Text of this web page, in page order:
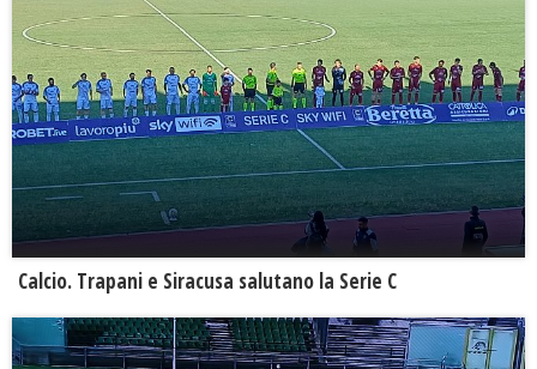
Calcio. Trapani e Siracusa salutano la Serie C